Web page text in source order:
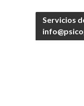
Servicios